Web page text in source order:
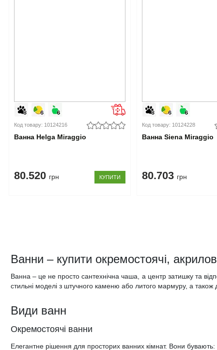
Код товару: 10124216
Ванна Helga Miraggio
80.520 грн КУПИТИ
Код товару: 10124228
Ванна Siena Miraggio
80.703 грн
Ванни – купити окремостоячі,
Ванна – це не просто сантехнічна чаша, а центр затишку та
стильні моделі з штучного каменю або литого мармуру, а також
Види ванн
Окремостоячі ванни
Елегантне рішення для просторих ванних кімнат. Вони бувають: